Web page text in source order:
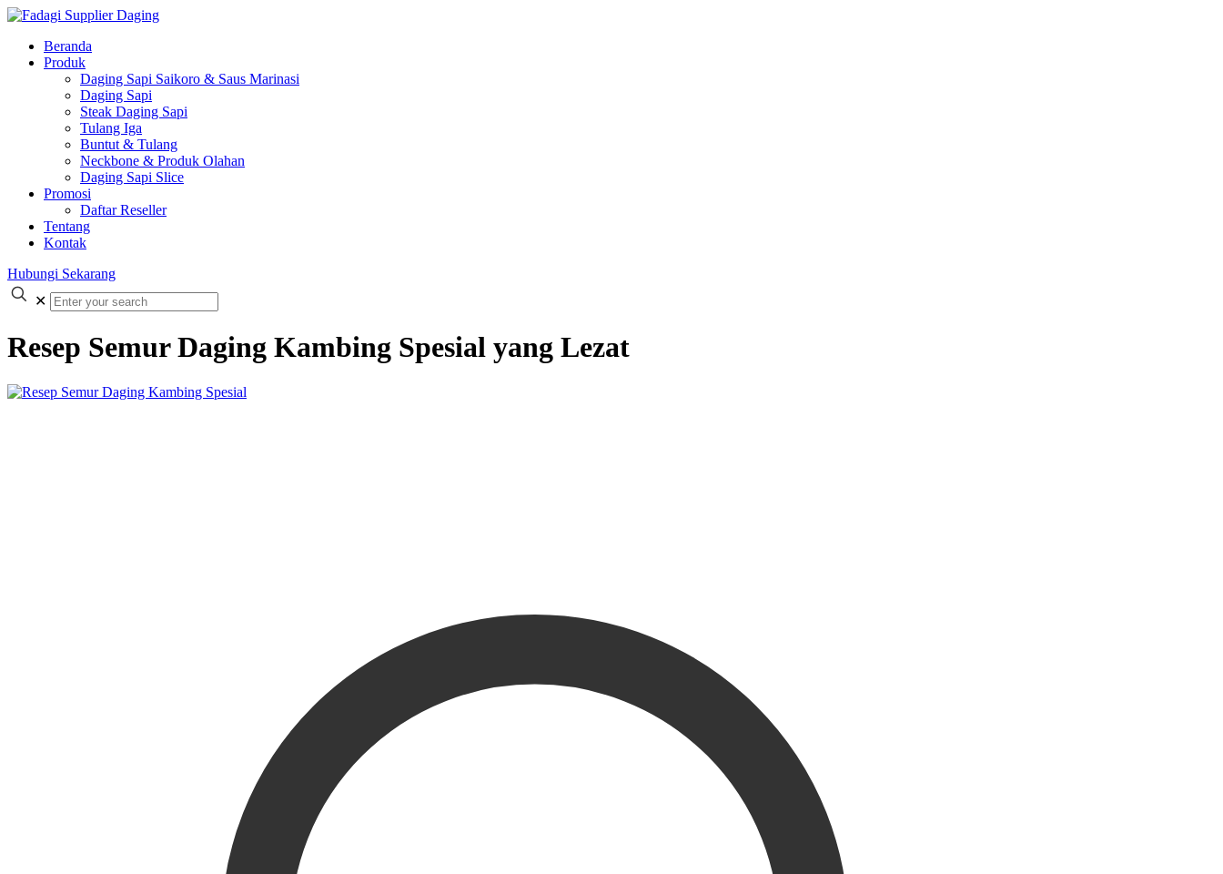
Beranda
Produk
Daging Sapi Saikoro & Saus Marinasi
Daging Sapi
Steak Daging Sapi
Tulang Iga
Buntut & Tulang
Neckbone & Produk Olahan
Daging Sapi Slice
Promosi
Daftar Reseller
Tentang
Kontak
Hubungi Sekarang
✕
Resep Semur Daging Kambing Spesial yang Lezat